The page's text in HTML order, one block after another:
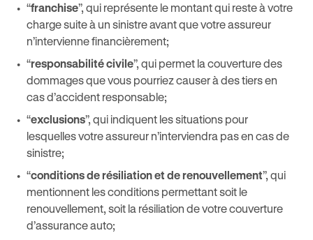
“franchise”, qui représente le montant qui reste à votre
charge suite à un sinistre avant que votre assureur
n’intervienne financièrement;
“responsabilité civile”, qui permet la couverture des
dommages que vous pourriez causer à des tiers en
cas d’accident responsable;
“exclusions”, qui indiquent les situations pour
lesquelles votre assureur n’interviendra pas en cas de
sinistre;
“conditions de résiliation et de renouvellement”, qui
mentionnent les conditions permettant soit le
renouvellement, soit la résiliation de votre couverture
d’assurance auto;